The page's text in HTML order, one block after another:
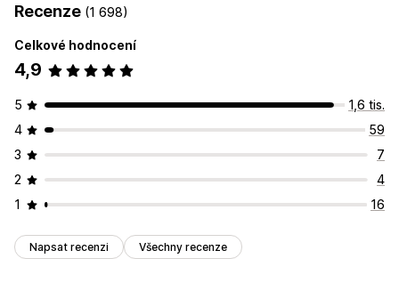
Recenze (1 698)
Celkové hodnocení
4,9
5
1,6 tis.
4
59
3
7
2
4
1
16
Napsat recenzi Všechny recenze